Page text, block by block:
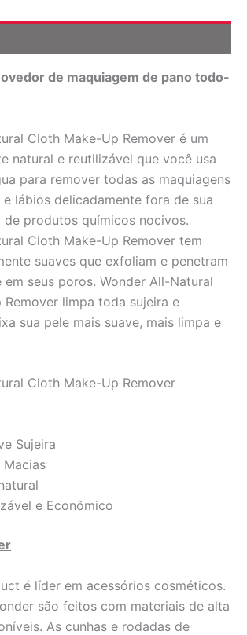
de maquiagem de pano todo-
Cloth Make-Up Remover é um
natural e reutilizável que você usa
para remover todas as maquiagens
lábios delicadamente fora de sua
de produtos químicos nocivos.
Cloth Make-Up Remover tem
suaves que exfoliam e penetram
seus poros. Wonder All-Natural
limpa toda sujeira e
sua pele mais suave, mais limpa e
Cloth Make-Up Remover
Sujeira
Macias
e Econômico
é líder em acessórios cosméticos.
são feitos com materiais de alta
As cunhas e rodadas de